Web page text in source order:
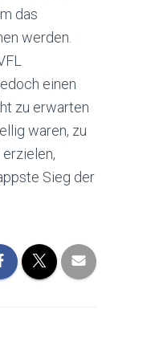
das
werden.
einen
zu erwarten
waren, zu
Sieg der